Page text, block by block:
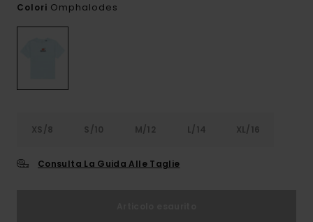
Colori Omphalodes
XS/8 S/10 M/12 L/14 XL/16
Consulta La Guida Alle Taglie